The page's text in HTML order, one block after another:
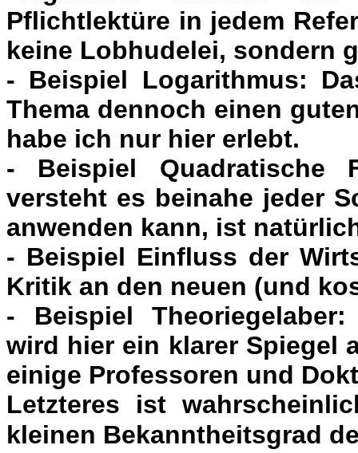
Pflichtlektüre in jedem
keine Lobhudelei, sondern
- Beispiel Logarithmus:
Thema dennoch einen
habe ich nur hier erlebt.
- Beispiel Quadratische
versteht es beinahe jeder
anwenden kann, ist
- Beispiel Einfluss der
Kritik an den neuen (und
- Beispiel
wird hier ein klarer Spiegel
einige Professoren und
Letzteres ist
kleinen Bekanntheitsgrad